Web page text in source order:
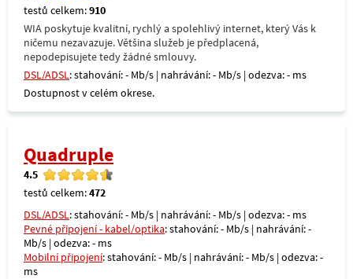
testů celkem:910
WIA poskytuje kvalitní, rychlý a spolehlivý internet, který Vás k
ničemu nezavazuje. Většina služeb je předplacená,
nepodepisujete tedy žádné smlouvy.
DSL/ADSL: stahování: - Mb/s | nahrávání: - Mb/s | odezva: - ms
Dostupnost v celém okrese.
Quadruple
4.5
testů celkem:472
DSL/ADSL: stahování: - Mb/s | nahrávání: - Mb/s | odezva: - ms
Pevné připojení - kabel/optika: stahování: - Mb/s | nahrávání: -
Mb/s | odezva: - ms
Mobilní připojení: stahování: - Mb/s | nahrávání: - Mb/s | odezva: -
ms